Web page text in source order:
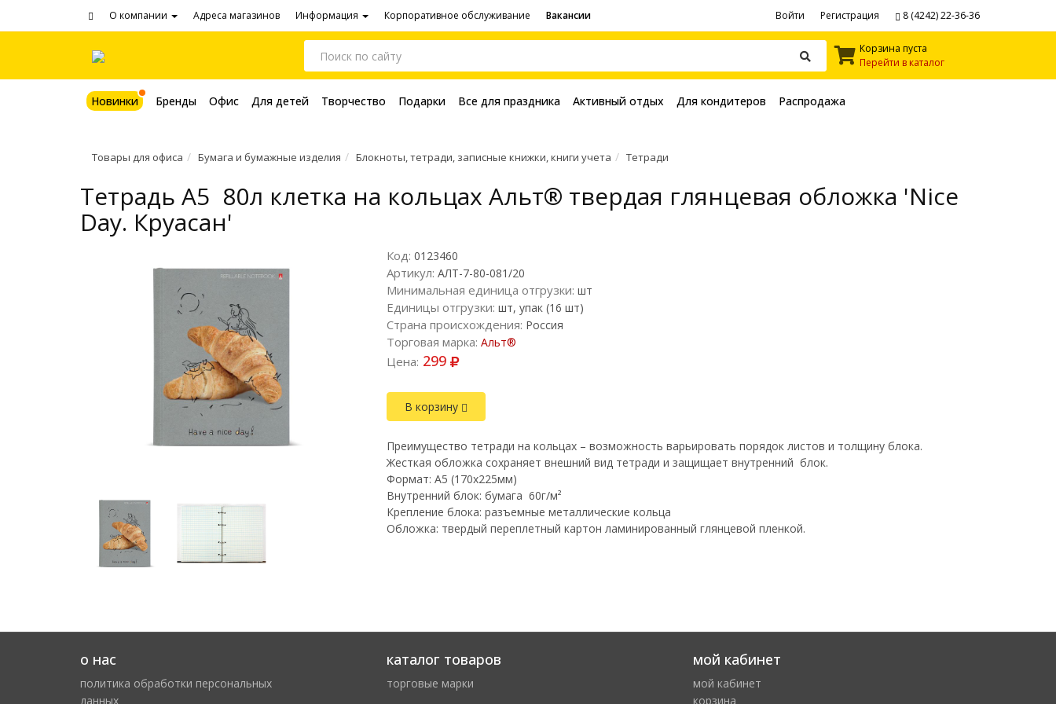
О компании Адреса магазинов Информация Корпоративное обслуживание Вакансии Войти Регистрация 8 (4242) 22-36-36
Корзина пуста
Перейти в каталог
Новинки Бренды Офис Для детей Творчество Подарки Все для праздника Активный отдых Для кондитеров Распродажа
Товары для офиса Бумага и бумажные изделия Блокноты, тетради, записные книжки, книги учета Тетради
Тетрадь A5 80л клетка на кольцах Альт® твердая глянцевая обложка 'Nice
Day. Круасан'
Код: 0123460
Артикул: АЛТ-7-80-081/20
Минимальная единица отгрузки: шт
Единицы отгрузки: шт, упак (16 шт)
Страна происхождения: Россия
Торговая марка: Альт®
Цена: 299
В корзину
Преимущество тетради на кольцах – возможность варьировать порядок листов и толщину блока.
Жесткая обложка сохраняет внешний вид тетради и защищает внутренний блок.
Формат: A5 (170х225мм)
Внутренний блок: бумага 60г/м²
Крепление блока: разъемные металлические кольца
Обложка: твердый переплетный картон ламинированный глянцевой пленкой.
о нас
политика обработки персональных
данных
каталог товаров
торговые марки
мой кабинет
мой кабинет
корзина